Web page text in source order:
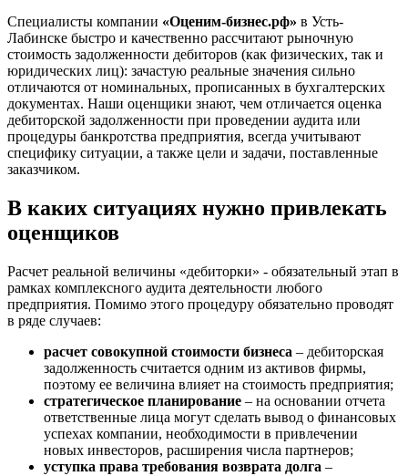
Специалисты компании «Оценим-бизнес.рф» в Усть-
Лабинске быстро и качественно рассчитают рыночную
стоимость задолженности дебиторов (как физических, так и
юридических лиц): зачастую реальные значения сильно
отличаются от номинальных, прописанных в бухгалтерских
документах. Наши оценщики знают, чем отличается оценка
дебиторской задолженности при проведении аудита или
процедуры банкротства предприятия, всегда учитывают
специфику ситуации, а также цели и задачи, поставленные
заказчиком.
В каких ситуациях нужно привлекать
оценщиков
Расчет реальной величины «дебиторки» - обязательный этап в
рамках комплексного аудита деятельности любого
предприятия. Помимо этого процедуру обязательно проводят
в ряде случаев:
расчет совокупной стоимости бизнеса – дебиторская
задолженность считается одним из активов фирмы,
поэтому ее величина влияет на стоимость предприятия;
стратегическое планирование – на основании отчета
ответственные лица могут сделать вывод о финансовых
успехах компании, необходимости в привлечении
новых инвесторов, расширения числа партнеров;
уступка права требования возврата долга –
Бахчисарай
Белая Калитва
Белгород
Белебей
Белогорск
Белорецк
Белореченск
Бердск
Бийск
Биробиджан
Бирск
Бирюч
Благовещенск
Благодарный
Богородицк
Большой Камень